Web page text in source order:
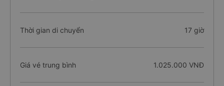
Thời gian di chuyển 17 giờ
Giá vé trung bình 1.025.000 VNĐ